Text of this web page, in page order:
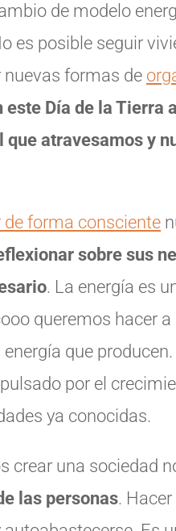
de modelo
es posible seguir
nuevas formas de
este Día de la Tierra
que atravesamos y
de forma consciente
sobre sus
. La energía es
queremos hacer
que
por el
ya conocidas.
crear una sociedad
las personas.